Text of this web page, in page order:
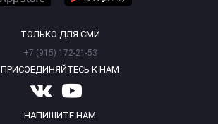
ТОЛЬКО ДЛЯ СМИ
+7 (915) 172-21-53
ПРИСОЕДИНЯЙТЕСЬ К НАМ
НАПИШИТЕ НАМ